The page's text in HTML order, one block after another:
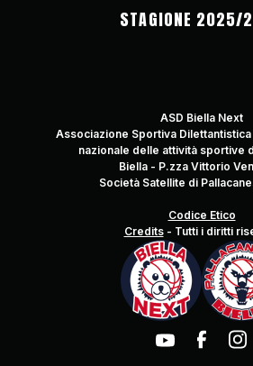
STAGIONE 2025/
ASD Biella Next
Associazione Sportiva
nazionale delle attività sportive
Biella - P.zza Vittorio
Società Satellite di
Codice Etico
Credits- Tutti i diritti